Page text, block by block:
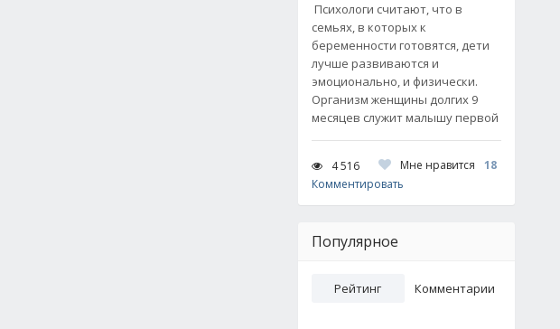
Психологи считают, что в
семьях, в которых к
беременности готовятся, дети
лучше развиваются и
эмоционально, и физически.
Организм женщины долгих 9
месяцев служит малышу первой
4 516 Мне нравится
18
Комментировать
Популярное
Рейтинг Комментарии